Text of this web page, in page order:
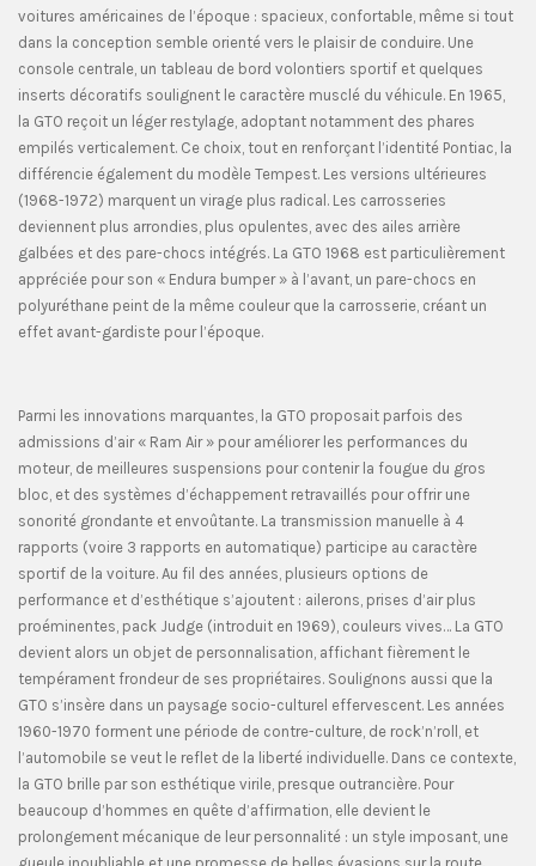
voitures américaines de l’époque : spacieux, confortable, même si tout
dans la conception semble orienté vers le plaisir de conduire. Une
console centrale, un tableau de bord volontiers sportif et quelques
inserts décoratifs soulignent le caractère musclé du véhicule. En 1965,
la GTO reçoit un léger restylage, adoptant notamment des phares
empilés verticalement. Ce choix, tout en renforçant l’identité Pontiac, la
différencie également du modèle Tempest. Les versions ultérieures
(1968-1972) marquent un virage plus radical. Les carrosseries
deviennent plus arrondies, plus opulentes, avec des ailes arrière
galbées et des pare-chocs intégrés. La GTO 1968 est particulièrement
appréciée pour son « Endura bumper » à l’avant, un pare-chocs en
polyuréthane peint de la même couleur que la carrosserie, créant un
effet avant-gardiste pour l’époque.
Parmi les innovations marquantes, la GTO proposait parfois des
admissions d’air « Ram Air » pour améliorer les performances du
moteur, de meilleures suspensions pour contenir la fougue du gros
bloc, et des systèmes d’échappement retravaillés pour offrir une
sonorité grondante et envoûtante. La transmission manuelle à 4
rapports (voire 3 rapports en automatique) participe au caractère
sportif de la voiture. Au fil des années, plusieurs options de
performance et d’esthétique s’ajoutent : ailerons, prises d’air plus
proéminentes, pack Judge (introduit en 1969), couleurs vives… La GTO
devient alors un objet de personnalisation, affichant fièrement le
tempérament frondeur de ses propriétaires. Soulignons aussi que la
GTO s’insère dans un paysage socio-culturel effervescent. Les années
1960-1970 forment une période de contre-culture, de rock’n’roll, et
l’automobile se veut le reflet de la liberté individuelle. Dans ce contexte,
la GTO brille par son esthétique virile, presque outrancière. Pour
beaucoup d’hommes en quête d’affirmation, elle devient le
prolongement mécanique de leur personnalité : un style imposant, une